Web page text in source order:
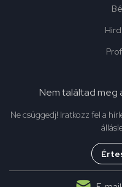
Nem találtad meg
Ne csüggedj! Iratkozz fel a